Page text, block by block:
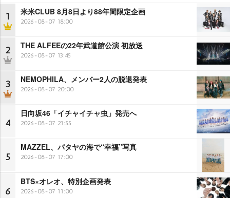
1 米米CLUB 8月8日より88年間限定企画
2026-08-07 18:00
2 THE ALFEEの22年武道館公演 初放送
2026-08-07 13:45
3 NEMOPHILA、メンバー2人の脱退発表
2026-08-07 20:00
4
日向坂46「イチャイチャ虫」発売へ
2026-08-07 21:55
5
MAZZEL、パタヤの海で“幸福”写真
2026-08-07 17:00
6
BTS×オレオ、特別企画発表
2026-08-07 11:00